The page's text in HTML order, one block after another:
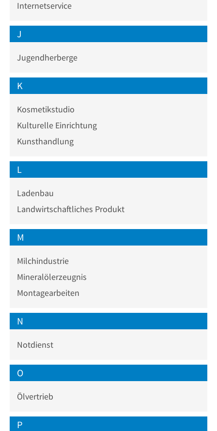
Internetservice
J
Jugendherberge
K
Kosmetikstudio
Kulturelle Einrichtung
Kunsthandlung
L
Ladenbau
Landwirtschaftliches Produkt
M
Milchindustrie
Mineralölerzeugnis
Montagearbeiten
N
Notdienst
O
Ölvertrieb
P